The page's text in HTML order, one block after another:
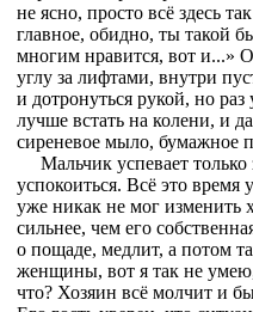
не ясно, просто всё здесь
главное, обидно, ты такой
многим нравится, вот и...»
углу за лифтами, внутри
и дотронуться рукой, но
лучше встать на колени, и
сиреневое мыло, бумажное
Мальчик успевает
успокоиться. Всё это время
уже никак не мог изменить
сильнее, чем его
о пощаде, медлит, а потом
женщины, вот я так не умею,
что? Хозяин всё молчит и